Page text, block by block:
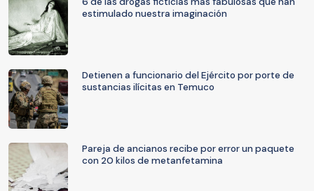
estimulado nuestra imaginación
Detienen a funcionario del Ejército por porte de
sustancias ilícitas en Temuco
Pareja de ancianos recibe por error un paquete
con 20 kilos de metanfetamina